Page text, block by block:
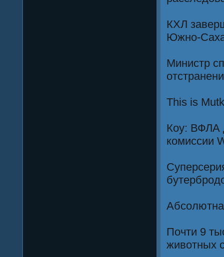
КХЛ
Южно-
Министр
This is
Коу: ВФЛА
комиссии
Почти 9
животных